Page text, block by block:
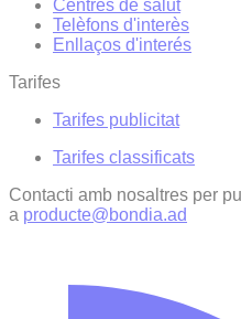
Centres de salut
Telèfons d'interès
Enllaços d'interés
Tarifes
Tarifes publicitat
Tarifes classificats
Contacti amb nosaltres per
a producte@bondia.ad